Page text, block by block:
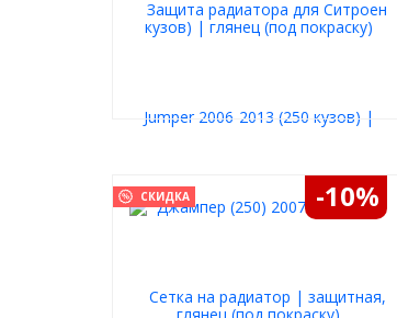
СКИДКА -10%